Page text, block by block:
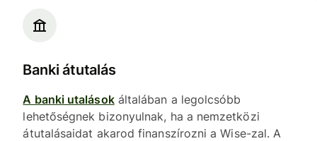
Banki átutalás
A banki utalásokáltalában a legolcsóbb
lehetőségnek bizonyulnak, ha a nemzetközi
átutalásaidat akarod finanszírozni a Wise-zal. A